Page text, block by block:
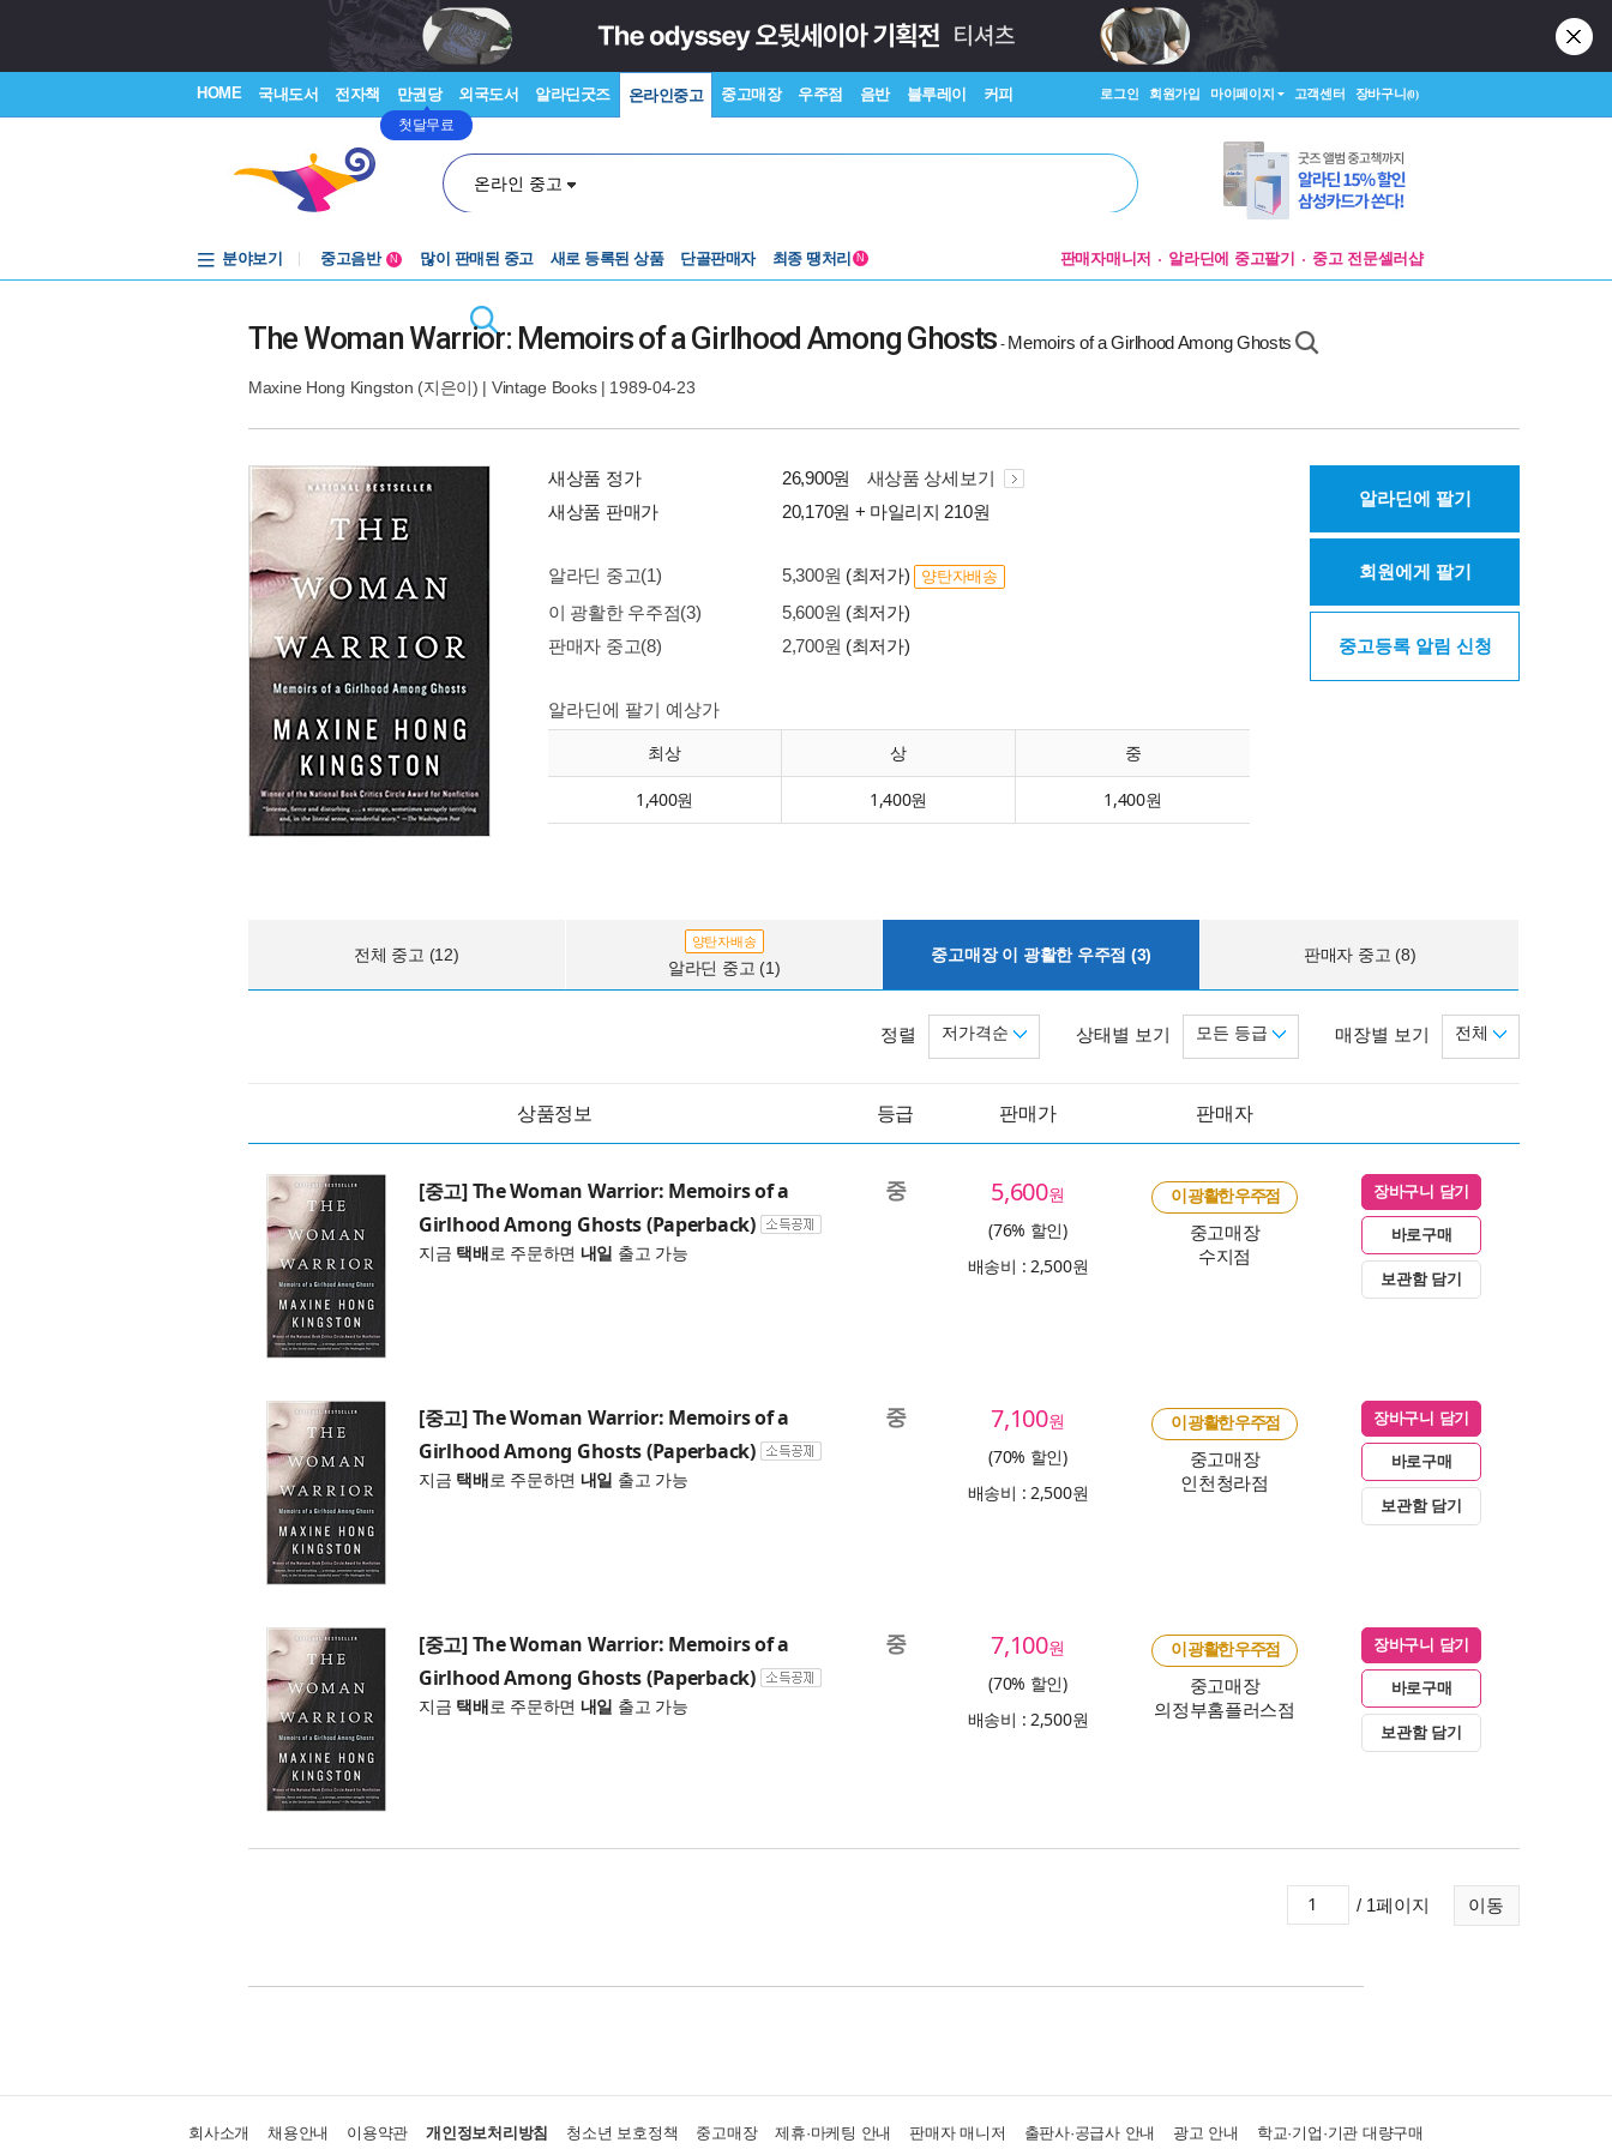
HOME 국내도서 전자책 만권당
첫달무료
외국도서 알라딘굿즈 온라인중고 중고매장 우주점 음반 블루레이 커피 로그인 회원가입 마이페이지 고객센터 장바구니(0)
온라인 중고
분야보기
중고음반
N 많이 판매된 중고 새로 등록된 상품 단골판매자 최종 땡처리 N 판매자매니저 알라딘에 중고팔기 중고 전문셀러샵
The Woman Warrior: Memoirs of a Girlhood Among Ghosts - Memoirs of a Girlhood Among Ghosts
Maxine Hong Kingston (지은이) | Vintage Books| 1989-04-23
새상품 정가 26,900원
새상품 상세보기
새상품 판매가
20,170원 + 마일리지 210원
알라딘 중고(1) 5,300원 (최저가) 양탄자배송
이 광활한 우주점(3) 5,600원 (최저가)
판매자 중고(8)
2,700원 (최저가)
알라딘에 팔기 예상가
최상 상 중
1,400원 1,400원 1,400원
알라딘에 팔기
회원에게 팔기
중고등록 알림 신청
전체 중고 (12)
양탄자배송
알라딘 중고 (1)
중고매장 이 광활한 우주점 (3) 판매자 중고 (8)
매장별 보기 전체
상태별 보기 모든 등급
정렬 저가격순
상품정보 등급 판매가 판매자
[중고] The Woman Warrior: Memoirs of a
Girlhood Among Ghosts (Paperback)
지금 택배로 주문하면 내일 출고 가능
중 5,600원
(76% 할인)
배송비 : 2,500원
이 광활한 우주점
중고매장
수지점
장바구니 담기
바로구매
보관함 담기
[중고] The Woman Warrior: Memoirs of a
Girlhood Among Ghosts (Paperback)
지금 택배로 주문하면 내일 출고 가능
중 7,100원
(70% 할인)
배송비 : 2,500원
이 광활한 우주점
중고매장
인천청라점
장바구니 담기
바로구매
보관함 담기
[중고] The Woman Warrior: Memoirs of a
Girlhood Among Ghosts (Paperback)
지금 택배로 주문하면 내일 출고 가능
중 7,100원
(70% 할인)
배송비 : 2,500원
이 광활한 우주점
중고매장
의정부홈플러스점
장바구니 담기
바로구매
보관함 담기
이동
/ 1페이지
회사소개 채용안내 이용약관 개인정보처리방침 청소년 보호정책 중고매장 제휴·마케팅 안내 판매자 매니저 출판사·공급사 안내 광고 안내 학교·기업·기관 대량구매